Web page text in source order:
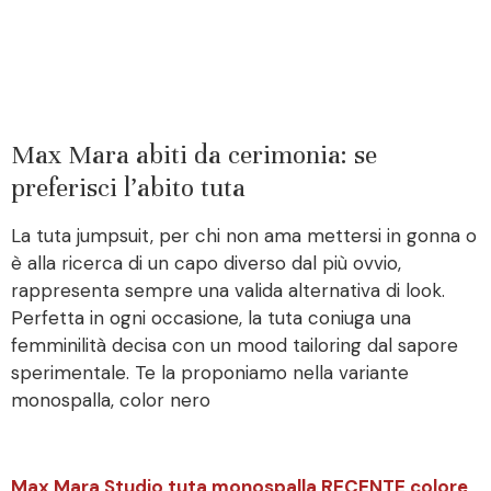
Max Mara abiti da cerimonia: se
preferisci l’abito tuta
La tuta jumpsuit, per chi non ama mettersi in gonna o
è alla ricerca di un capo diverso dal più ovvio,
rappresenta sempre una valida alternativa di look.
Perfetta in ogni occasione, la tuta coniuga una
femminilità decisa con un mood tailoring dal sapore
sperimentale. Te la proponiamo nella variante
monospalla, color nero